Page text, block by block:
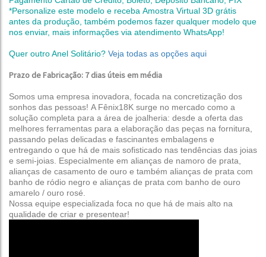
*Personalize este modelo e receba Amostra Virtual 3D grátis
antes da produção, também podemos fazer qualquer modelo que
nos enviar, mais informações via atendimento WhatsApp!
Quer outro Anel Solitário? Veja todas as opções aqui
Prazo de Fabricação: 7 dias úteis em média
Somos uma empresa inovadora, focada na concretização dos
sonhos das pessoas! A Fênix18K surge no mercado como a
solução completa para a área de joalheria: desde a oferta das
melhores ferramentas para a elaboração das peças na fornitura,
passando pelas delicadas e fascinantes embalagens e
entregando o que há de mais sofisticado nas tendências das joias
e semi-joias. Especialmente em alianças de namoro de prata,
alianças de casamento de ouro e também alianças de prata com
banho de ródio negro e alianças de prata com banho de ouro
amarelo / ouro rosé
Nossa equipe especializada foca no que há de mais alto na
qualidade de criar e presentear!